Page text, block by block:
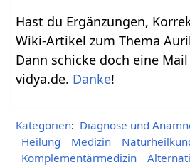
Hast du Ergänzungen,
Wiki-Artikel zum Thema
Dann schicke doch eine
vidya.de. Danke!
Kategorien: Diagnose und
Heilung
Medizin
Komplementärmedizin